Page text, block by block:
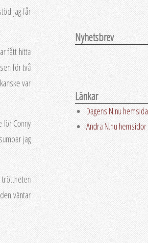
jag får
fått hitta
för två
var
för Conny
jag
väntar
Nyhetsbrev
Länkar
Dagens N.nu hemsida
Andra N.nu hemsidor